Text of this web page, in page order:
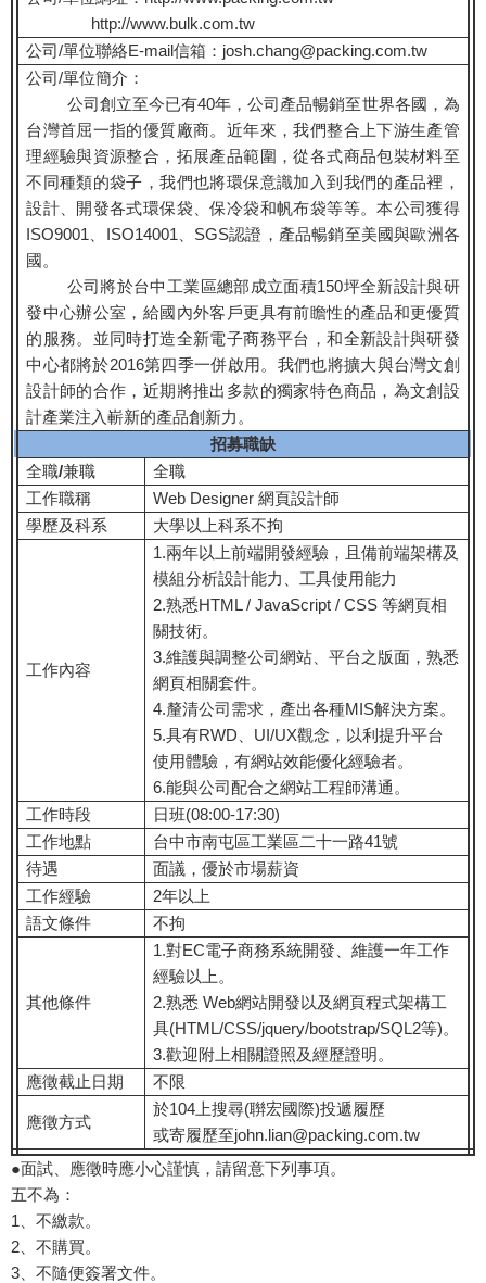
http://www.bulk.com.tw
公司/單位聯絡E-mail信箱：josh.chang@packing.com.tw
公司/單位簡介：
公司創立至今已有40年，公司產品暢銷至世界各國，為
台灣首屈一指的優質廠商。近年來，我們整合上下游生產管
理經驗與資源整合，拓展產品範圍，從各式商品包裝材料至
不同種類的袋子，我們也將環保意識加入到我們的產品裡，
設計、開發各式環保袋、保冷袋和帆布袋等等。本公司獲得
ISO9001、ISO14001、SGS認證，產品暢銷至美國與歐洲各
國。
公司將於台中工業區總部成立面積150坪全新設計與研
發中心辦公室，給國內外客戶更具有前瞻性的產品和更優質
的服務。並同時打造全新電子商務平台，和全新設計與研發
中心都將於2016第四季一併啟用。我們也將擴大與台灣文創
設計師的合作，近期將推出多款的獨家特色商品，為文創設
計產業注入嶄新的產品創新力。
招募職缺
全職/兼職
全職
工作職稱
Web Designer 網頁設計師
學歷及科系
大學以上科系不拘
工作內容
1.兩年以上前端開發經驗，且備前端架構及
模組分析設計能力、工具使用能力
2.熟悉HTML / JavaScript / CSS 等網頁相
關技術。
3.維護與調整公司網站、平台之版面，熟悉
網頁相關套件。
4.釐清公司需求，產出各種MIS解決方案。
5.具有RWD、UI/UX觀念，以利提升平台
使用體驗，有網站效能優化經驗者。
6.能與公司配合之網站工程師溝通。
工作時段
日班(08:00-17:30)
工作地點
台中市南屯區工業區二十一路41號
待遇
面議，優於市場薪資
工作經驗
2年以上
語文條件
不拘
其他條件
1.對EC電子商務系統開發、維護一年工作
經驗以上。
2.熟悉 Web網站開發以及網頁程式架構工
具(HTML/CSS/jquery/bootstrap/SQL2等)。
3.歡迎附上相關證照及經歷證明。
應徵截止日期
不限
應徵方式
於104上搜尋(聨宏國際)投遞履歷
或寄履歷至john.lian@packing.com.tw
●面試、應徵時應小心謹慎，請留意下列事項。
五不為：
1、不繳款。
2、不購買。
3、不隨便簽署文件。